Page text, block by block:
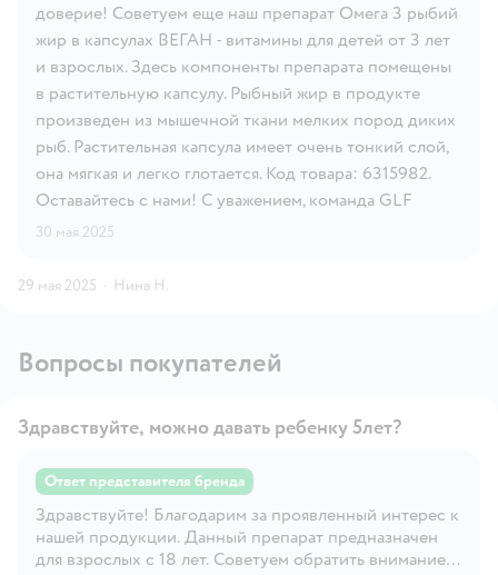
доверие! Советуем еще наш препарат Омега 3 рыбий
жир в капсулах ВЕГАН - витамины для детей от 3 лет
и взрослых. Здесь компоненты препарата помещены
в растительную капсулу. Рыбный жир в продукте
произведен из мышечной ткани мелких пород диких
рыб. Растительная капсула имеет очень тонкий слой,
она мягкая и легко глотается. Код товара: 6315982.
Оставайтесь с нами! С уважением, команда GLF
30 мая 2025
29 мая 2025 · Нина Н.
Вопросы покупателей
Открыть вопрос
Здравствуйте, можно давать ребенку 5лет?
Ответ представителя бренда
Здравствуйте! Благодарим за проявленный интерес к
нашей продукции. Данный препарат предназначен
для взрослых с 18 лет. Советуем обратить внимание